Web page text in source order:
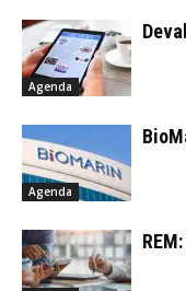
Agenda
Agenda